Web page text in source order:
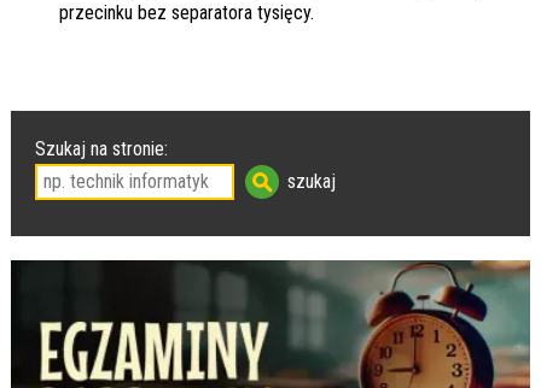
przecinku bez separatora tysięcy.
Szukaj na stronie: